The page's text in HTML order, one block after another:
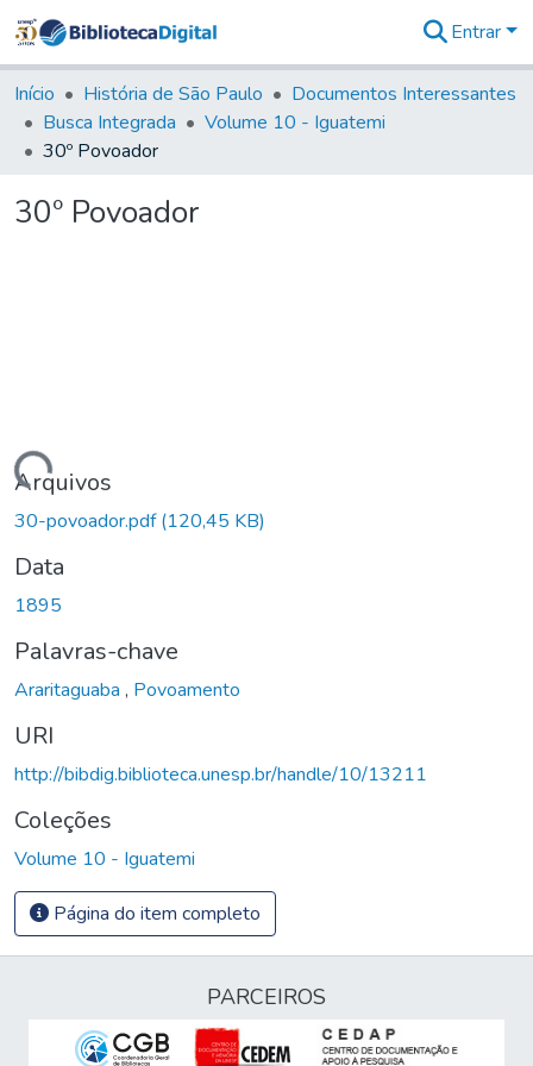
&
Coleções
Tudo na
Entrar
Início História de São Paulo
Documentos Interessantes
Busca Integrada
Volume 10 - Iguatemi
30º Povoador
30º Povoador
Carregando...
Arquivos
30-povoador.pdf(120,45 KB)
Data
1895
Palavras-chave
Araritaguaba , Povoamento
URI
http://bibdig.biblioteca.unesp.br/handle/10/13211
Coleções
Volume 10 - Iguatemi
Página do item completo
PARCEIROS